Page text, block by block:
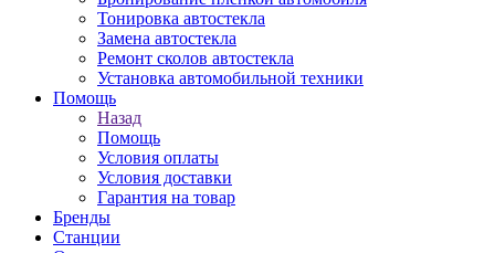
Тонировка автостекла
Замена автостекла
Ремонт сколов автостекла
Установка автомобильной техники
Помощь
Назад
Помощь
Условия оплаты
Условия доставки
Гарантия на товар
Бренды
Станции